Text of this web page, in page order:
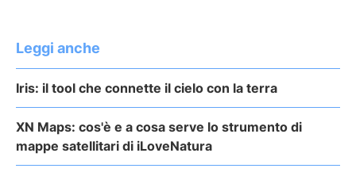
Leggi anche
Iris: il tool che connette il cielo con la terra
XN Maps: cos'è e a cosa serve lo strumento di
mappe satellitari di iLoveNatura